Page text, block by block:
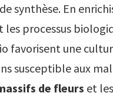
synthèse. En
les processus
favorisent une
susceptible aux
de fleurs et les